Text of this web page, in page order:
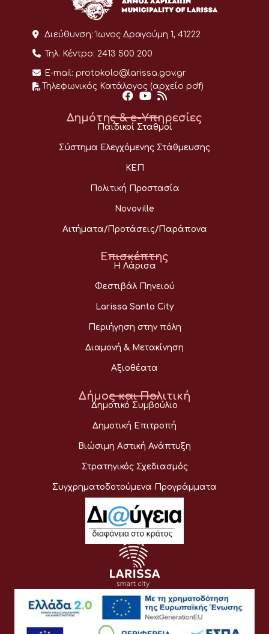
Διεύθυνση: Ίωνος Δραγούμη 1, 41222
Τηλ. Κέντρο: 2413 500 200
E-mail: protokolo@larissa.gov.gr
Τηλεφωνικός Κατάλογος (αρχείο pdf)
Δημότης & e-Υπηρεσίες
Παιδικοί Σταθμοί
Σύστημα Ελεγχόμενης Στάθμευσης
ΚΕΠ
Πολιτική Προστασία
Novoville
Αιτήματα/Προτάσεις/Παράπονα
Επισκέπτης
Η Λάρισα
Φεστιβάλ Πηνειού
Larissa Santa City
Περιήγηση στην πόλη
Διαμονή & Μετακίνηση
Αξιοθέατα
Δήμος και Πολιτική
Δημοτικό Συμβούλιο
Δημοτική Επιτροπή
Βιώσιμη Αστική Ανάπτυξη
Στρατηγικός Σχεδιασμός
Συγχρηματοδοτούμενα Προγράμματα